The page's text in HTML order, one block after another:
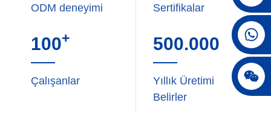
ODM deneyimi
Sertifikalar
100+
Çalışanlar
500.000
Yıllık Üretimi
Belirler